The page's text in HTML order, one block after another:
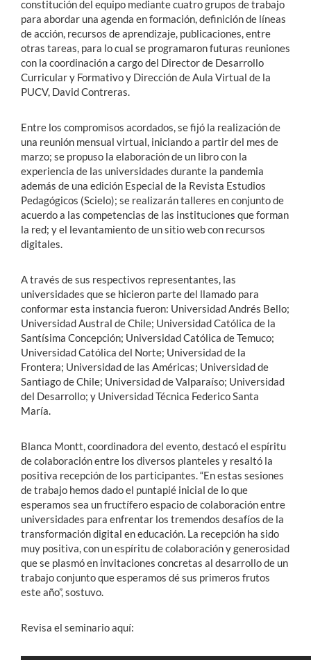
constitución del equipo mediante cuatro grupos de trabajo
para abordar una agenda en formación, definición de líneas
de acción, recursos de aprendizaje, publicaciones, entre
otras tareas, para lo cual se programaron futuras reuniones
con la coordinación a cargo del Director de Desarrollo
Curricular y Formativo y Dirección de Aula Virtual de la
PUCV, David Contreras.
Entre los compromisos acordados, se fijó la realización de
una reunión mensual virtual, iniciando a partir del mes de
marzo; se propuso la elaboración de un libro con la
experiencia de las universidades durante la pandemia
además de una edición Especial de la Revista Estudios
Pedagógicos (Scielo); se realizarán talleres en conjunto de
acuerdo a las competencias de las instituciones que forman
la red; y el levantamiento de un sitio web con recursos
digitales.
A través de sus respectivos representantes, las
universidades que se hicieron parte del llamado para
conformar esta instancia fueron: Universidad Andrés Bello;
Universidad Austral de Chile; Universidad Católica de la
Santísima Concepción; Universidad Católica de Temuco;
Universidad Católica del Norte; Universidad de la
Frontera; Universidad de las Américas; Universidad de
Santiago de Chile; Universidad de Valparaíso; Universidad
del Desarrollo; y Universidad Técnica Federico Santa
María.
Blanca Montt, coordinadora del evento, destacó el espíritu
de colaboración entre los diversos planteles y resaltó la
positiva recepción de los participantes. “En estas sesiones
de trabajo hemos dado el puntapié inicial de lo que
esperamos sea un fructífero espacio de colaboración entre
universidades para enfrentar los tremendos desafíos de la
transformación digital en educación. La recepción ha sido
muy positiva, con un espíritu de colaboración y generosidad
que se plasmó en invitaciones concretas al desarrollo de un
trabajo conjunto que esperamos dé sus primeros frutos
este año”, sostuvo.
Revisa el seminario aquí: